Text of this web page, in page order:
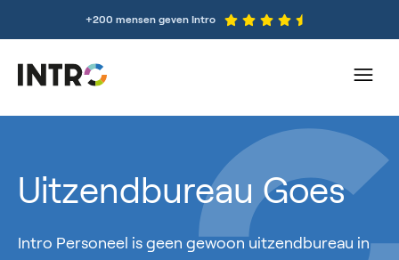
+200 mensen geven Intro
Uitzendbureau Goes
Intro Personeel is geen gewoon uitzendbureau in